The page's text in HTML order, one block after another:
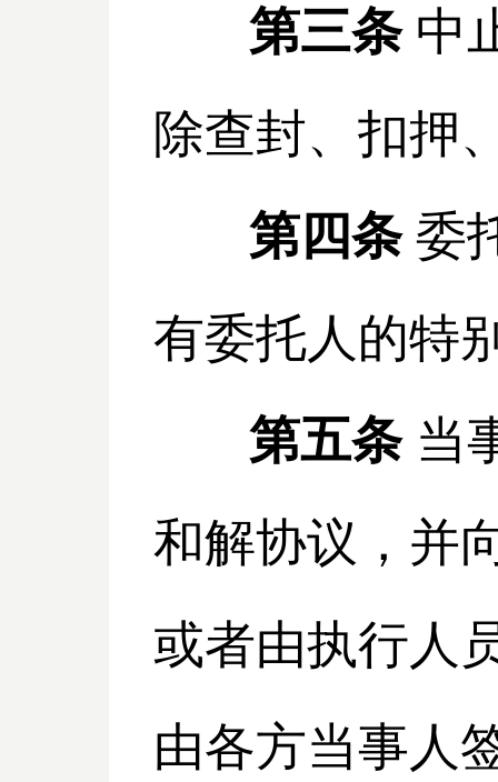
第三条 中
除查封、扣押
第四条 委
有委托人的特
第五条 当
和解协议，并
或者由执行人
由各方当事人